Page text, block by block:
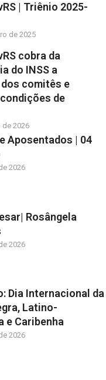
| Triênio 2025-
de 2025
cobra da
do INSS a
comitês e
de
2026
Aposentados | 04
2026
Rosângela
2026
Dia Internacional da
Latino-
e Caribenha
2026